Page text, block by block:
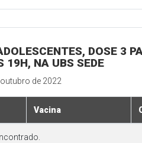
DOSE 3
19H, NA UBS SEDE
de 2022
Vacina